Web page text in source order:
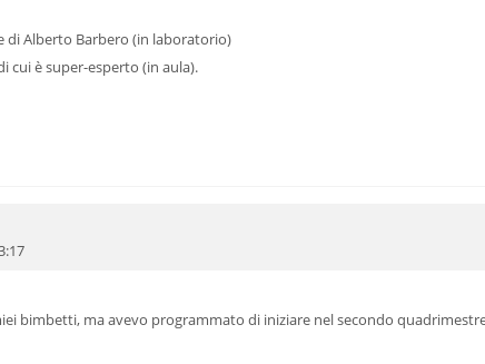
di Alberto Barbero (in laboratorio)
cui è super-esperto (in aula).
bimbetti, ma avevo programmato di iniziare nel secondo